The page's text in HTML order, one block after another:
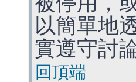
以簡單地
實遵守討
回頂端